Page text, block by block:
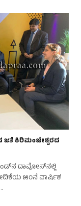
ಜತೆ ಕಿರಿಮಂಜೇಶ್ವರದ
ದಾವೋಸ್‌ನಲ್ಲಿ
೫೦ನೆ ವಾರ್ಷಿಕ